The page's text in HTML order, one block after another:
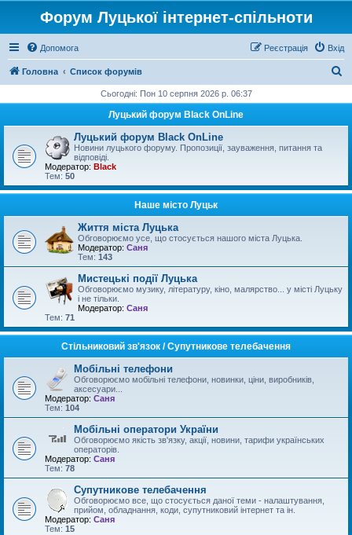
Форум Луцької інтернет-спільноти
Допомога Вхід
Реєстрація
Головна Список форумів
у
Сьогодні: Пон 10 серпня 2026 р. 06:37
Луцький форум Black OnLine
Луцький форум Black OnLine
Новини луцького форуму. Пропозиції, зауваження, питання та
відповіді.
Модератор: Black
Тем: 50
Наше місто Луцьк
Життя міста Луцька
Обговорюємо усе, що стосується нашого міста Луцька.
Модератор: Саня
Тем: 143
Мистецькі події Луцька
Обговорюємо музику, літературу, кіно, малярство... у місті Луцьку
і не тільки.
Модератор: Саня
Тем: 71
Стільниковий зв'язок / Супутникове телебачення
Мобільні телефони
Обговорюємо мобільні телефони, новинки, ціни, виробників,
аксесуари...
Модератор: Саня
Тем: 104
Мобільні оператори України
Обговорюємо якість зв'язку, акції, новини, тарифи українських
операторів.
Модератор: Саня
Тем: 78
Супутникове телебачення
Обговорюємо все, що стосується даної теми - налаштування,
прийом, обладнання, коди, супутниковий інтернет та ін.
Модератор: Саня
Тем: 15